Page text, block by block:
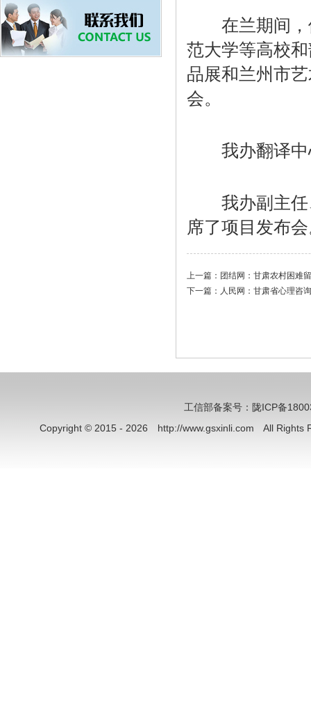
在兰期间，
范大学等高校
品展和兰州市
会。
我办翻译中
我办副主任
席了项目发布
上一篇： 团结网：甘肃农村困难
下一篇： 人民网：甘肃省心理咨
工信部备案号：陇ICP备
Copyright © 2015 - 2026 http://www.gsxinli.com All Rights